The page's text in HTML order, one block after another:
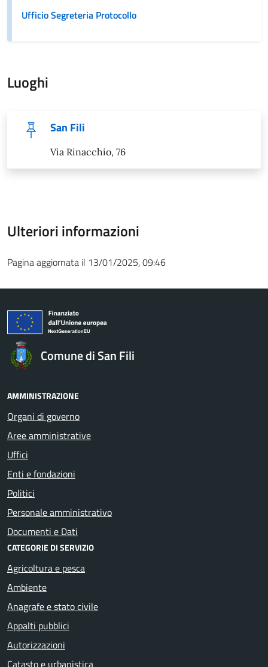
Ufficio Segreteria Protocollo
Luoghi
San Fili
Via Rinacchio, 76
Ulteriori informazioni
Pagina aggiornata il 13/01/2025, 09:46
Comune di San Fili
AMMINISTRAZIONE
Organi di governo
Aree amministrative
Uffici
Enti e fondazioni
Politici
Personale amministrativo
Documenti e Dati
CATEGORIE DI SERVIZIO
Agricoltura e pesca
Ambiente
Anagrafe e stato civile
Appalti pubblici
Autorizzazioni
Catasto e urbanistica